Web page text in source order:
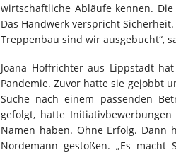
wirtschaftliche Abläufe kennen.
Das Handwerk verspricht
Treppenbau sind wir ausgebucht“,
Joana Hoffrichter aus Lippstadt
Pandemie. Zuvor hatte sie gejobbt
Suche nach einem passenden
gefolgt, hatte
Namen haben. Ohne Erfolg.
Nordemann gestoßen. „Es